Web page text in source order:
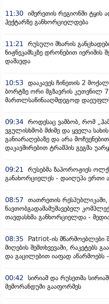
11:30 იმერეთის რეგიონში ტყის
ჰექტარზე განხორციელდება
11:21 რუსული მხარის
ნიჟნეკამსკზე დრონებით იერიშის
დაშავდა
10:53 დააკავეს ჩინეთის 2
ბორტზე ორი მგზავრის კუთვნილ
მართლსაწინააღმდეგოდ
09:34 როდესაც ვამბობ, რომ
ვგულისხმობ მძიმე და ყველა
განიარაღებაზე და არა
დაკავშირებით ტრამპის გეგმა
09:21 რუსებმა ზაპოროჟიეს
განახორციელეს - დაიღუპა ერთი
08:57 თათრეთის რესპუბლიკაში,
ნავთობგადამამუშავებელ
თავდასხმა განხორციელდა -
08:35
Patriot-ის მწარმოებლები
მიღების შემთხვევაში, რაკეტებს
და გაცილებით იაფად
00:42 სირიამ და რუსეთმა
მემორანდუმი გააფორმეს